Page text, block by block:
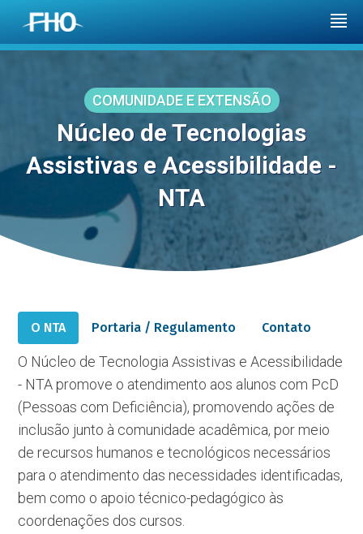
COMUNIDADE E EXTENSÃO
Núcleo de Tecnologias
Assistivas e Acessibilidade -
NTA
O NTA Portaria / Regulamento Contato
O Núcleo de Tecnologia Assistivas e Acessibilidade
- NTA promove o atendimento aos alunos com PcD
(Pessoas com Deficiência), promovendo ações de
inclusão junto à comunidade acadêmica, por meio
de recursos humanos e tecnológicos necessários
para o atendimento das necessidades identificadas,
bem como o apoio técnico-pedagógico às
coordenações dos cursos.